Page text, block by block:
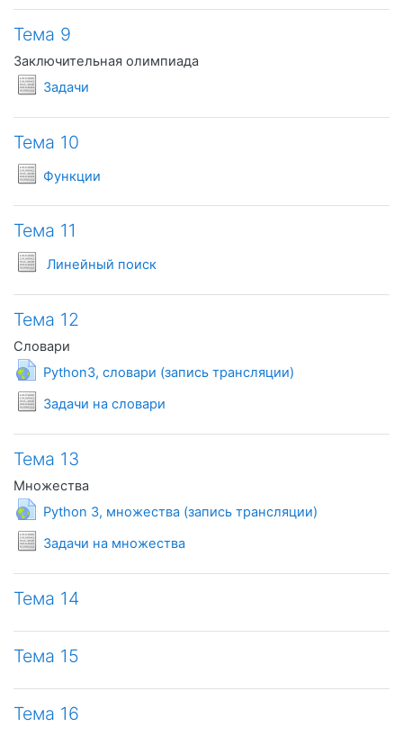
Тема 9
Заключительная олимпиада
Задачи
Условия задач
Тема 10
ФункцииУсловия задач
Тема 11
Линейный поискУсловия задач
Тема 12
Словари
Python3, словари (запись трансляции)Гиперссылка
Задачи на словариУсловия задач
Тема 13
Множества
Python 3, множества (запись трансляции)Гиперссылка
Задачи на множестваУсловия задач
Тема 14
Тема 15
Тема 16